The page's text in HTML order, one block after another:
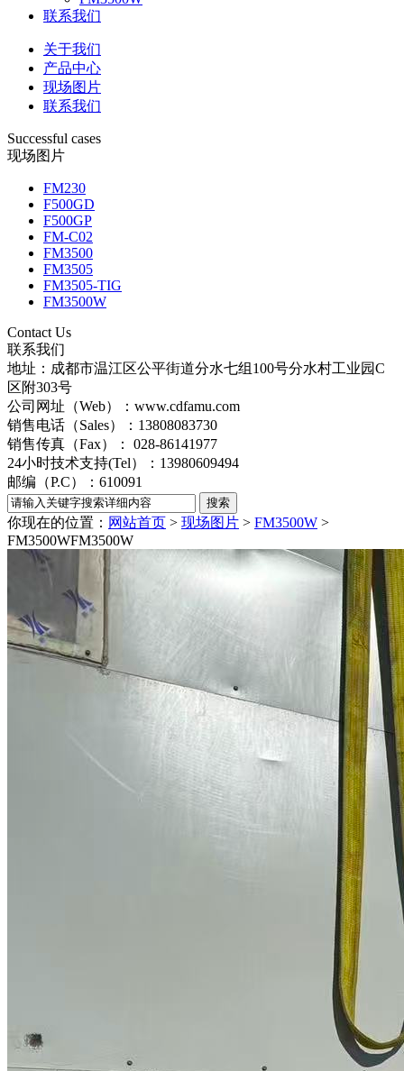
联系我们
关于我们
产品中心
现场图片
联系我们
Successful cases
现场图片
FM230
F500GD
F500GP
FM-C02
FM3500
FM3505
FM3505-TIG
FM3500W
Contact Us
联系我们
地址：成都市温江区公平街道分水七组100号分水村工业园C
区附303号
公司网址（Web）：www.cdfamu.com
销售电话（Sales）：13808083730
销售传真（Fax）： 028-86141977
24小时技术支持(Tel）：13980609494
邮编（P.C）：610091
你现在的位置： 网站首页 > 现场图片 > FM3500W >
FM3500WFM3500W